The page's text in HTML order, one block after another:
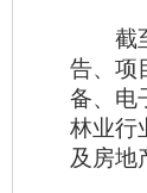
截至
告、项
备、电
林业行
及房地